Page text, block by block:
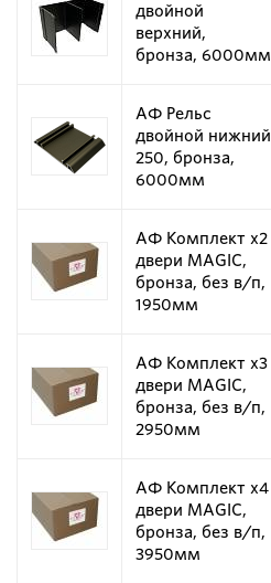
двойной
верхний,
бронза, 6000мм
АФ Рельс
двойной нижний
250, бронза,
6000мм
АФ Комплект х2
двери MAGIC,
бронза, без в/п,
1950мм
АФ Комплект х3
двери MAGIC,
бронза, без в/п,
2950мм
АФ Комплект х4
двери MAGIC,
бронза, без в/п,
3950мм